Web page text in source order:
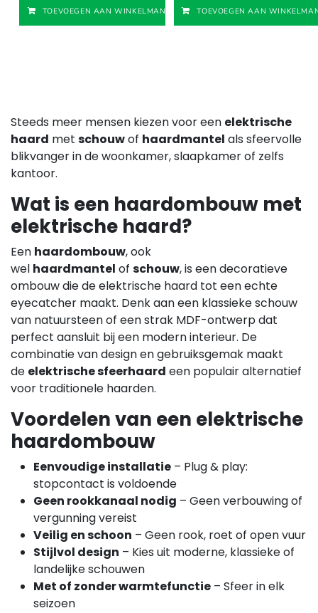
TOEVOEGEN AAN WINKELMANDJE Toevoegen
TOEVOEGEN AAN
Steeds meer mensen kiezen voor een elektrische
haard met schouwof haardmantel als sfeervolle
blikvanger in de woonkamer, slaapkamer of zelfs
kantoor.
Wat is een haardombouw met
elektrische haard?
Een haardombouw, ook
wel haardmantel of schouw, is een decoratieve
ombouw die de elektrische haard tot een echte
eyecatcher maakt. Denk aan een klassieke schouw
van natuursteen of een strak MDF-ontwerp dat
perfect aansluit bij een modern interieur. De
combinatie van design en gebruiksgemak maakt
de elektrische sfeerhaard een populair alternatief
voor traditionele haarden.
Voordelen van een elektrische
haardombouw
Eenvoudige installatie – Plug & play:
stopcontact is voldoende
Geen rookkanaal nodig – Geen verbouwing of
vergunning vereist
Veilig en schoon – Geen rook, roet of open vuur
Stijlvol design – Kies uit moderne, klassieke of
landelijke schouwen
Met of zonder warmtefunctie – Sfeer in elk
seizoen